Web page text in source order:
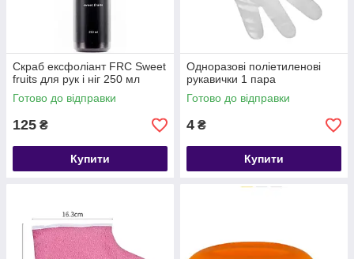
Скраб ексфоліант FRC Sweet
fruits для рук і ніг 250 мл
Готово до відправки
125 ₴
Купити
Одноразові поліетиленові
рукавички 1 пара
Готово до відправки
4 ₴
Купити